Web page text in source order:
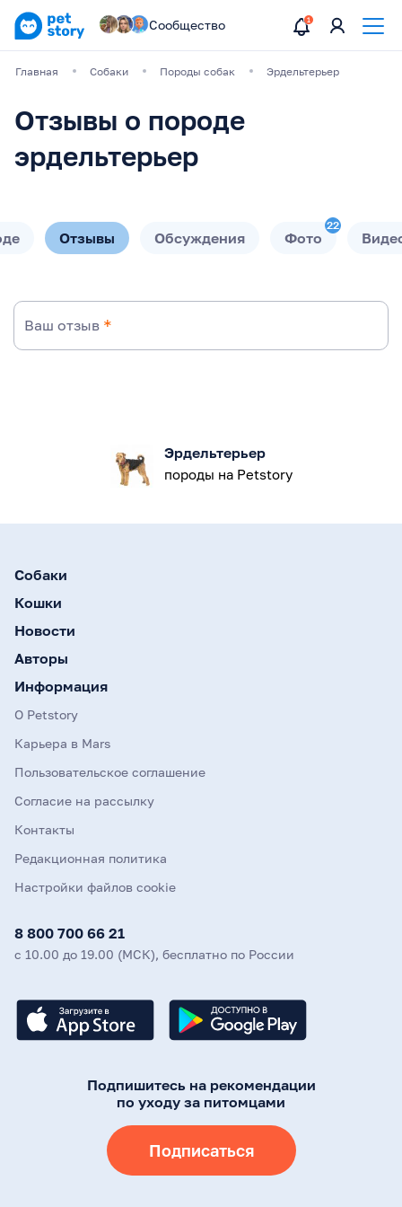
Сообщество
Главная Собаки Породы собак Эрдельтерьер
Отзывы о породе
эрдельтерьер
Отзывы Обсуждения Фото
22
Ваш отзыв *
Эрдельтерьер
породы на Petstory
Собаки
Кошки
Новости
Авторы
Информация
О Petstory
Карьера в Mars
Пользовательское соглашение
Согласие на рассылку
Контакты
Редакционная политика
Настройки файлов cookie
8 800 700 66 21
с 10.00 до 19.00 (МСК), бесплатно по России
Подпишитесь на рекомендации
по уходу за питомцами
Подписаться